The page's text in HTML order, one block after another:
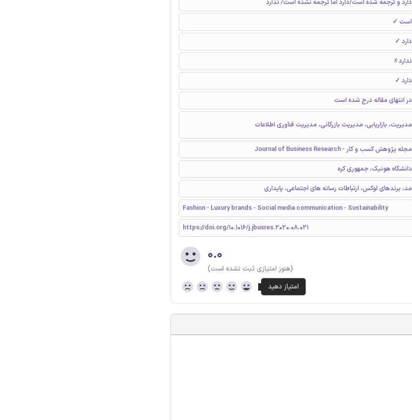
دارد و ترجمه شده است/دارد اما ترجمه نشده است/ ندارد
است ✓
دارد ✓
ندارد ☓
دارد ✓
در انتهای مقاله درج شده است
مدیریت، بازاریابی، مدیریت بازرگانی، مدیریت فناوری اطلاعات
مجله پژوهش کسب و کار - Journal of Business Research
دانشگاه هونیک، جمهوری کره
مد، برندهای لوکس، ارتباطات رسانه های اجتماعی، پایداری
Fashion - Luxury brands - Social media communication - Sustainability
https://doi.org/10.1016/j.jbusres.2020.08.021
۰.۰
(هنوز امتیازی ثبت نشده است)